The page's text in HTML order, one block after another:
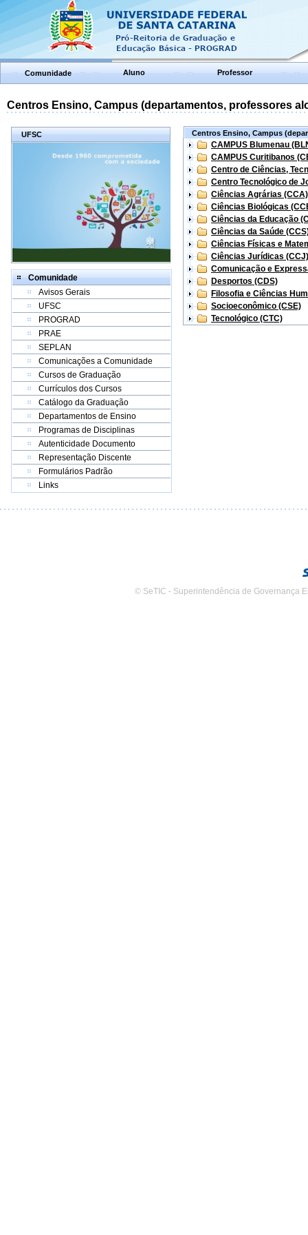
Comunidade Aluno Professor
Centros Ensino, Campus (departamentos, professores
UFSC
Comunidade
Avisos Gerais
UFSC
PROGRAD
PRAE
SEPLAN
Comunicações a Comunidade
Cursos de Graduação
Currículos dos Cursos
Catálogo da Graduação
Departamentos de Ensino
Programas de Disciplinas
Autenticidade Documento
Representação Discente
Formulários Padrão
Links
Centros Ensino, Campus
CAMPUS Blumenau
CAMPUS Curitibanos
Centro de Ciências,
Centro Tecnológico de
Ciências Agrárias (CCA)
Ciências Biológicas
Ciências da Educação
Ciências da Saúde
Ciências Físicas e
Ciências Jurídicas (CCJ)
Comunicação e
Desportos (CDS)
Filosofia e Ciências
Socioeconômico (CSE)
Tecnológico (CTC)
© SeTIC - Superintendência de Governança